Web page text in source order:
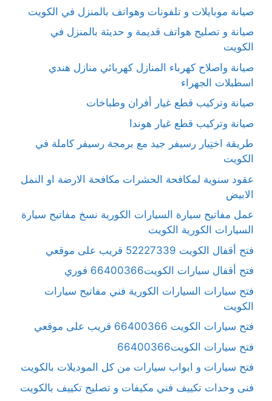
صيانة موبايلات و تلفونات وهواتف بالمنزل في الكويت
صيانة و تصليح هواتف قديمة و حديثة بالمنزل في
الكويت
صيانة واصلاح كهرباء المنازل كهربائي منازل هندي
اسطبلات الجهراء
صيانة وتركيب قطع غيار أفران وطباخات
صيانة وتركيب قطع غيار هوندا
طريقة اختِيار رسيفر جيد مع برمجة رسيفر كاملة في
الكويت
عقود سنوية لمكافحة الحشرات مكافحة الارضة او النمل
الابيض
عمل مفاتيح سيارة السيارات الكورية نسخ مفاتيح سيارة
السيارات الكورية الكويت
فتح أقفال الكويت 52227339 قريب على موقعي
فتح أقفال سيارات الكويت66400366 فوري
فتح سيارات السيارات الكورية فني مفاتيح سيارات
الكويت
فتح سيارات الكويت 66400366 قريب على موقعي
فتح سيارات الكويت66400366
فتح سيارات و ابواب سيارات من كل الموديلات بالكويت
فنى وحدات تكييف فني مكيفات و تصليح تكييف بالكويت